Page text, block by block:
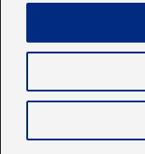
Napisz do nas